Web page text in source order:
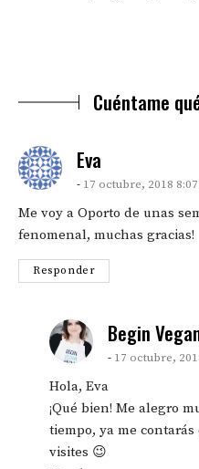
Cuéntame
Eva
17 octubre, 2018
Me voy a Oporto de unas
fenomenal, muchas gracias!
Responder
Begin
17 octubre,
Hola, Eva
¡Qué bien! Me alegro
tiempo, ya me
visites 😉